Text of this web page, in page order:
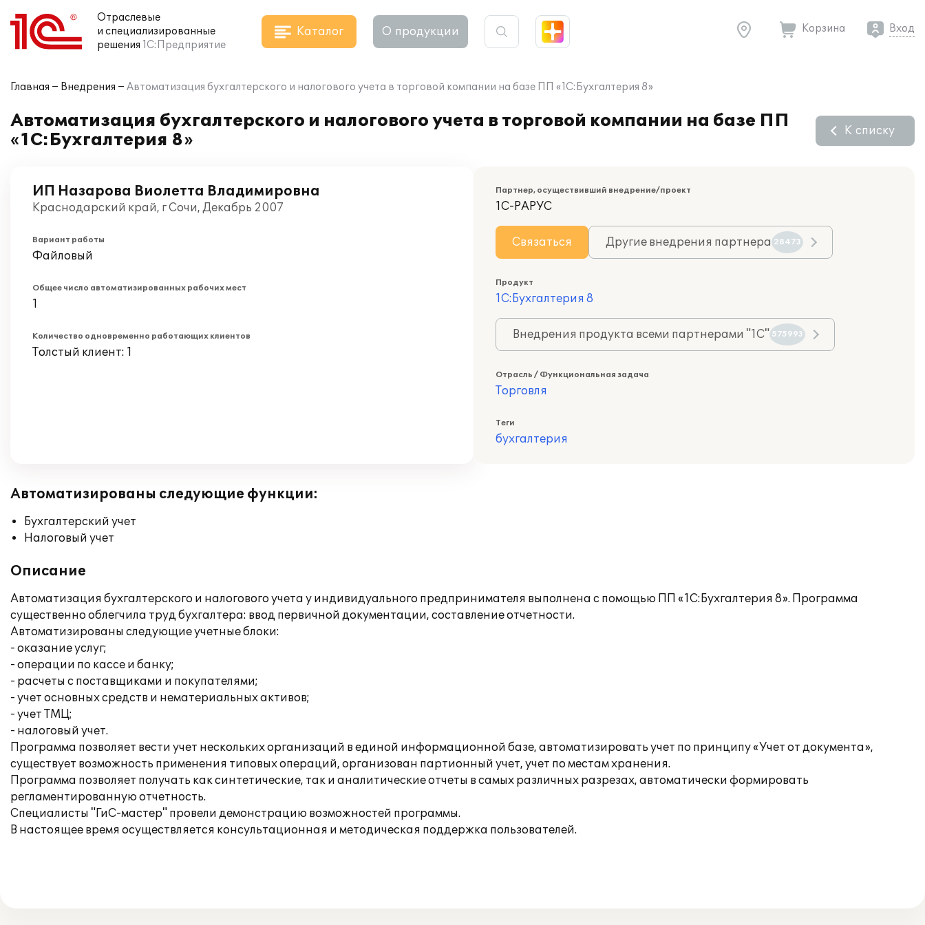
Отраслевые
и специализированные
решения 1С:Предприятие
Каталог О продукции Корзина Вход
Главная Внедрения Автоматизация бухгалтерского и налогового учета в торговой компании на базе ПП «1С:Бухгалтерия 8»
Автоматизация бухгалтерского и налогового учета в торговой компании на базе ПП
«1С:Бухгалтерия 8»
К списку
ИП Назарова Виолетта Владимировна
Краснодарский край, г Сочи, Декабрь 2007
Вариант работы
Файловый
Общее число автоматизированных рабочих мест
1
Количество одновременно работающих клиентов
Толстый клиент: 1
Партнер, осуществивший внедрение/проект
1С-РАРУС
Связаться Другие внедрения партнера 28473
Продукт
1С:Бухгалтерия 8
Внедрения продукта всеми партнерами "1С" 575993
Отрасль / Функциональная задача
Торговля
Теги
бухгалтерия
Автоматизированы следующие функции:
Бухгалтерский учет
Налоговый учет
Описание
Автоматизация бухгалтерского и налогового учета у индивидуального предпринимателя выполнена с помощью ПП «1С:Бухгалтерия 8». Программа
существенно облегчила труд бухгалтера: ввод первичной документации, составление отчетности.
Автоматизированы следующие учетные блоки:
- оказание услуг;
- операции по кассе и банку;
- расчеты с поставщиками и покупателями;
- учет основных средств и нематериальных активов;
- учет ТМЦ;
- налоговый учет.
Программа позволяет вести учет нескольких организаций в единой информационной базе, автоматизировать учет по принципу «Учет от документа»,
существует возможность применения типовых операций, организован партионный учет, учет по местам хранения.
Программа позволяет получать как синтетические, так и аналитические отчеты в самых различных разрезах, автоматически формировать
регламентированную отчетность.
Специалисты "ГиС-мастер" провели демонстрацию возможностей программы.
В настоящее время осуществляется консультационная и методическая поддержка пользователей.